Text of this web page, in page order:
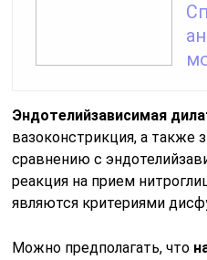
Эндотелийзависимая
вазоконстрикция, а также
сравнению с
реакция на прием
являются критериями
Можно предполагать, что